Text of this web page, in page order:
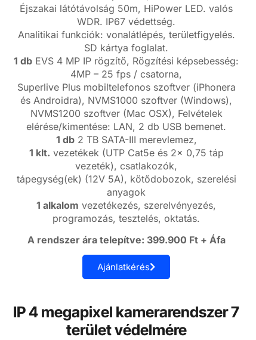
Éjszakai látótávolság 50m, HiPower LED. valós
WDR. IP67 védettség.
Analitikai funkciók: vonalátlépés, területfigyelés.
SD kártya foglalat.
1 db EVS 4 MP IP rögzítő, Rögzítési képsebesség:
4MP – 25 fps / csatorna,
Superlive Plus mobiltelefonos szoftver (iPhonera
és Androidra), NVMS1000 szoftver (Windows),
NVMS1200 szoftver (Mac OSX), Felvételek
elérése/kimentése: LAN, 2 db USB bemenet.
1 db2 TB SATA-III merevlemez,
1 klt. vezetékek (UTP Cat5e és 2x 0,75 táp
vezeték), csatlakozók,
tápegység(ek) (12V 5A), kötődobozok, szerelési
anyagok
1 alkalom vezetékezés, szerelvényezés,
programozás, tesztelés, oktatás.
A rendszer ára telepítve: 399.900 Ft + Áfa
Ajánlatkérés
IP 4 megapixel kamerarendszer 7
terület védelmére